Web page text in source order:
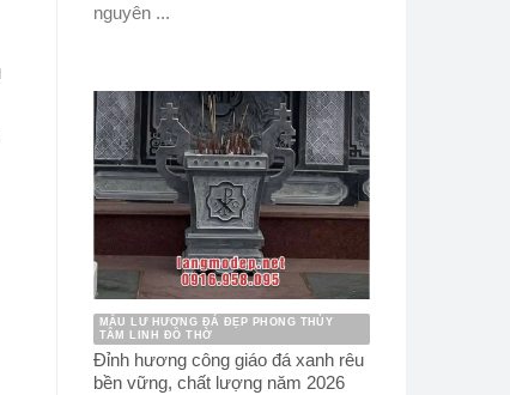
nguyên ...
MẪU LƯ HƯƠNG ĐÁ ĐẸP PHONG THỦY
TÂM LINH ĐỒ THỜ
Đỉnh hương công giáo đá xanh rêu
bền vững, chất lượng năm 2026